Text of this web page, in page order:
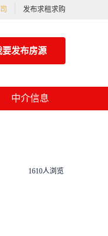
发布求租求购
要发布房源
中介信息
1610人浏览